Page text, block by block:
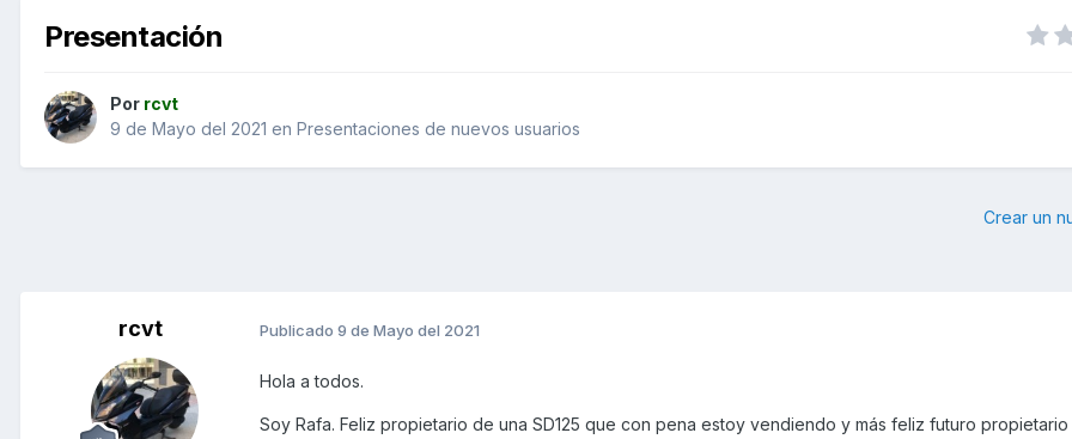
Presentación
Por rcvt
9 de Mayo del 2021 en Presentaciones de nuevos usuarios
Crear un
rcvt Publicado 9 de Mayo del 2021
Hola a todos.
Soy Rafa. Feliz propietario de una SD125 que con pena estoy vendiendo y más feliz futuro